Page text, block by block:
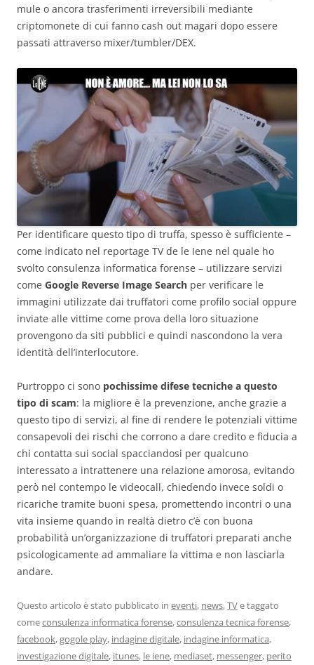
mule o ancora trasferimenti irreversibili mediante
criptomonete di cui fanno cash out magari dopo essere
passati attraverso mixer/tumbler/DEX.
Per identificare questo tipo di truffa, spesso è sufficiente –
come indicato nel reportage TV de le Iene nel quale ho
svolto consulenza informatica forense – utilizzare servizi
come Google Reverse Image Search per verificare le
immagini utilizzate dai truffatori come profilo social oppure
inviate alle vittime come prova della loro situazione
provengono da siti pubblici e quindi nascondono la vera
identità dell’interlocutore.
Purtroppo ci sono pochissime difese tecniche a questo
tipo di scam: la migliore è la prevenzione, anche grazie a
questo tipo di servizi, al fine di rendere le potenziali vittime
consapevoli dei rischi che corrono a dare credito e fiducia a
chi contatta sui social spacciandosi per qualcuno
interessato a intrattenere una relazione amorosa, evitando
però nel contempo le videocall, chiedendo invece soldi o
ricariche tramite buoni spesa, promettendo incontri o una
vita insieme quando in realtà dietro c’è con buona
probabilità un’organizzazione di truffatori preparati anche
psicologicamente ad ammaliare la vittima e non lasciarla
andare.
Questo articolo è stato pubblicato in eventi, news,TVe taggato
comeconsulenza informatica forense,consulenza tecnica forense,
facebook,gogole play, indagine digitale, indagine informatica,
investigazione digitale, itunes, le iene, mediaset, messenger, perito